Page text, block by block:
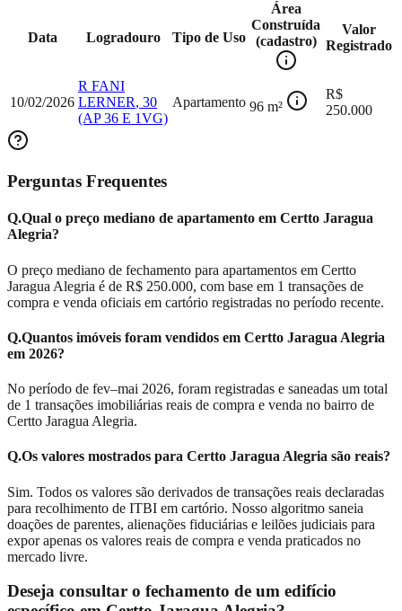
Data Logradouro Tipo de Uso
Área
Construída
(cadastro)
Valor
Registrado
10/02/2026
R FANI
LERNER, 30
(AP 36 E 1VG)
Apartamento 96 m²
R$
250.000
Perguntas Frequentes
Q.Qual o preço mediano de apartamento em Certto Jaragua
Alegria?
O preço mediano de fechamento para apartamentos em Certto
Jaragua Alegria é de R$ 250.000, com base em 1 transações de
compra e venda oficiais em cartório registradas no período recente.
Q.Quantos imóveis foram vendidos em Certto Jaragua Alegria
em 2026?
No período de fev–mai 2026, foram registradas e saneadas um total
de 1 transações imobiliárias reais de compra e venda no bairro de
Certto Jaragua Alegria.
Q.Os valores mostrados para Certto Jaragua Alegria são reais?
Sim. Todos os valores são derivados de transações reais declaradas
para recolhimento de ITBI em cartório. Nosso algoritmo saneia
doações de parentes, alienações fiduciárias e leilões judiciais para
expor apenas os valores reais de compra e venda praticados no
mercado livre.
Deseja consultar o fechamento de um edifício